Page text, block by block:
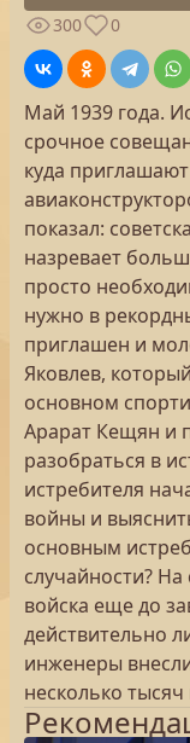
300
0
Май 1939 года.
срочное
куда
показал:
назревает
просто
нужно в
приглашен и
Яковлев,
основном
Арарат Кещян и
разобраться в
истребителя
войны и
основным
случайности?
войска еще до
действительно
инженеры
несколько